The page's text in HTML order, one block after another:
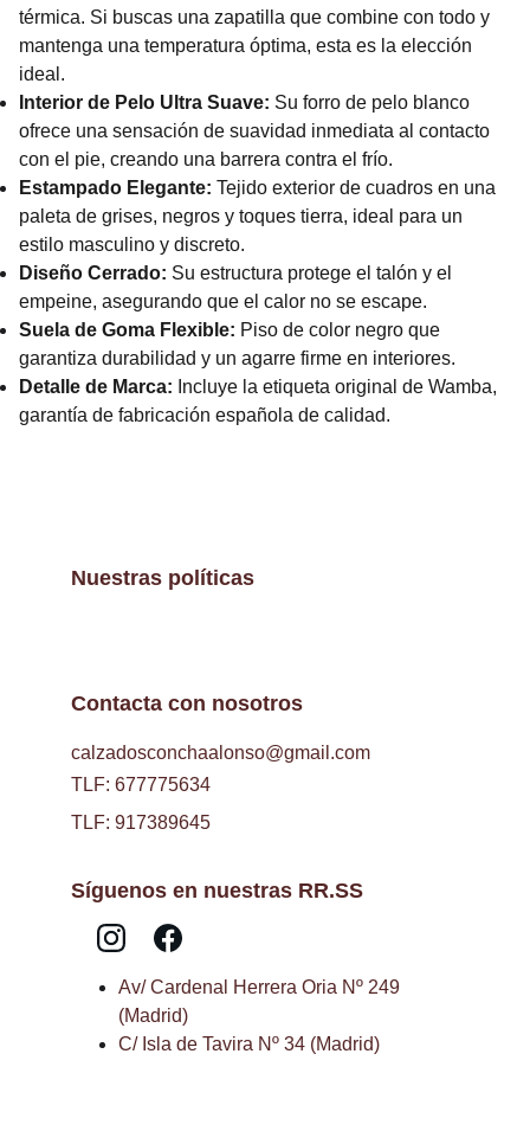
térmica. Si buscas una zapatilla que combine con todo y
mantenga una temperatura óptima, esta es la elección
ideal.
Interior de Pelo Ultra Suave: Su forro de pelo blanco
ofrece una sensación de suavidad inmediata al contacto
con el pie, creando una barrera contra el frío.
Estampado Elegante: Tejido exterior de cuadros en una
paleta de grises, negros y toques tierra, ideal para un
estilo masculino y discreto.
Diseño Cerrado: Su estructura protege el talón y el
empeine, asegurando que el calor no se escape.
Suela de Goma Flexible: Piso de color negro que
garantiza durabilidad y un agarre firme en interiores.
Detalle de Marca: Incluye la etiqueta original de Wamba,
garantía de fabricación española de calidad.
Contacta con nosotros
calzadosconchaalonso@gmail.com
Síguenos en nuestras RR.SS
Nuestras políticas
TLF: 677775634
TLF: 917389645
Av/ Cardenal Herrera Oria Nº 249
(Madrid)
C/ Isla de Tavira Nº 34 (Madrid)